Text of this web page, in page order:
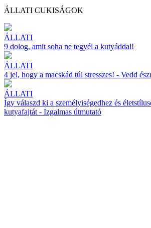
ÁLLATI CUKISÁGOK
ÁLLATI
9 dolog, amit soha ne tegyél a kutyáddal!
ÁLLATI
4 jel, hogy a macskád túl stresszes! - Vedd
ÁLLATI
Így válaszd ki a személyiségedhez és
kutyafajtát - Izgalmas útmutató